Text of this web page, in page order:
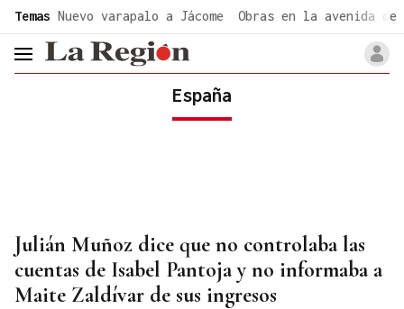
Temas Nuevo varapalo a Jácome Obras en la avenida de
header.menu.open
España
Julián Muñoz dice que no controlaba las
cuentas de Isabel Pantoja y no informaba a
Maite Zaldívar de sus ingresos